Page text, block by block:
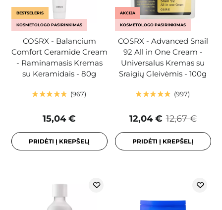
BESTSELERIS
KOSMETOLOGO PASIRINKIMAS
COSRX - Balancium
Comfort Ceramide Cream
- Raminamasis Kremas
su Keramidais - 80g
967
15,04 €
PRIDĖTI Į KREPŠELĮ
AKCIJA
KOSMETOLOGO PASIRINKIMAS
COSRX - Advanced Snail
92 All in One Cream -
Universalus Kremas su
Sraigių Gleivėmis - 100g
997
12,67 €
12,04 €
PRIDĖTI Į KREPŠELĮ